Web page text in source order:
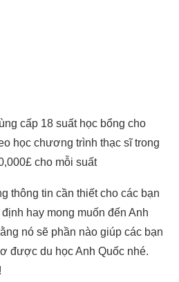
cấp 18 suất học bổng cho
học chương trình thạc sĩ trong
cho mỗi suất
thông tin cần thiết cho các bạn
hay mong muốn đến Anh
nó sẽ phần nào giúp các bạn
được du học Anh Quốc nhé.